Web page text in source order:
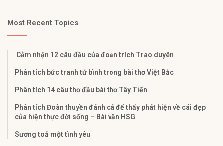
Most Recent Topics
Cảm nhận 12 câu đầu của đoạn trích Trao duyên
Phân tích bức tranh tứ bình trong bài thơ Việt Bắc
Phân tích 14 câu thơ đầu bài thơ Tây Tiến
Phân tích Đoàn thuyền đánh cá để thấy phát hiện về cái đẹp
của hiện thực đời sống – Bài văn HSG
Sương toả một tình yêu